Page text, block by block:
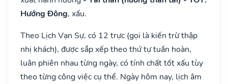
Hướng Đông, xấu.
Theo Lịch Vạn Sự, có 12 trực (gọi là kiến trừ thập
nhị khách), được sắp xếp theo thứ tự tuần hoàn,
luân phiên nhau từng ngày, có tính chất tốt xấu tùy
theo từng công việc cụ thể. Ngày hôm nay, lịch âm